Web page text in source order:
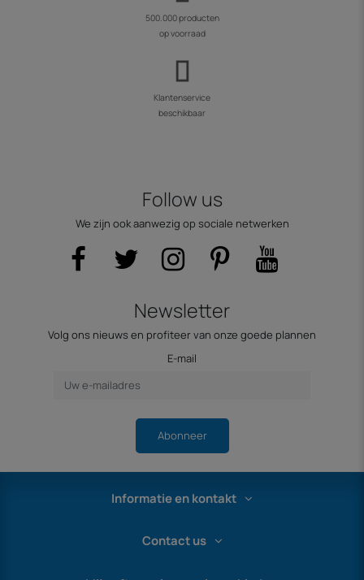
500.000 producten
op voorraad
Klantenservice
beschikbaar
Follow us
We zijn ook aanwezig op sociale netwerken
Newsletter
Volg ons nieuws en profiteer van onze goede plannen
E-mail
Abonneer
Informatie en kontakt
Contact us